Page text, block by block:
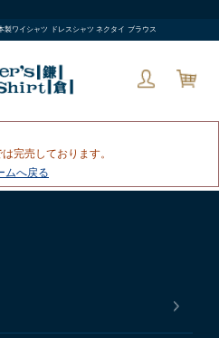
製ワイシャツ ドレスシャツ ネクタイ ブラウス
完売しております。
ムへ戻る